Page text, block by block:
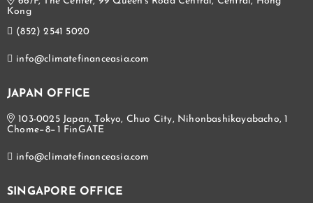
Kong
(852) 2541 5020
info@climatefinanceasia.com
JAPAN OFFICE
103-0025 Japan, Tokyo, Chuo City, Nihonbashikayabacho, 1
Chome−8−1 FinGATE
info@climatefinanceasia.com
SINGAPORE OFFICE